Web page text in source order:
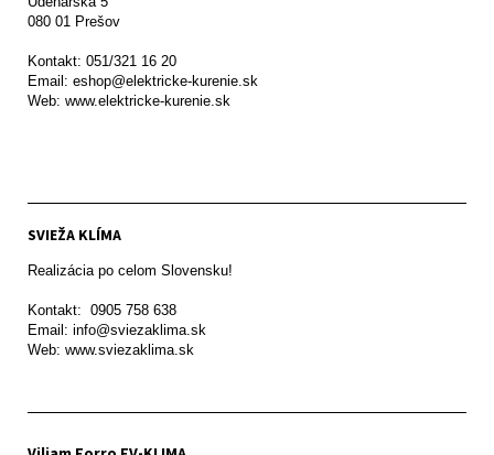
080 01 Prešov
Kontakt: 051/321 16 20
Email: eshop@elektricke-kurenie.sk
Web: www.elektricke-kurenie.sk
SVIEŽA KLÍMA
Realizácia po celom Slovensku!
Kontakt:  0905 758 638
Email: info@sviezaklima.sk
Web: www.sviezaklima.sk